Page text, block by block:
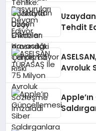
Tehdit
Avroluk